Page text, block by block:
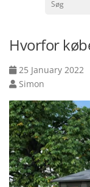
Hvorfor
25 January 2022
Simon